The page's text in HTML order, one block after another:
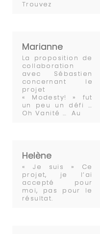
Trouvez
Marianne
La proposition de
collaboration
avec Sébastien
concernant le
projet
« Modesty! » fut
un peu un défi …
Oh Vanité … Au
Helène
« Je suis » Ce
projet, je l’ai
accepté pour
moi, pas pour le
résultat.